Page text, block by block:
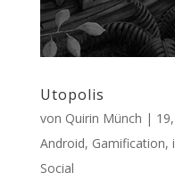
Utopolis
von Quirin Münch |
Android, Gamification,
Social